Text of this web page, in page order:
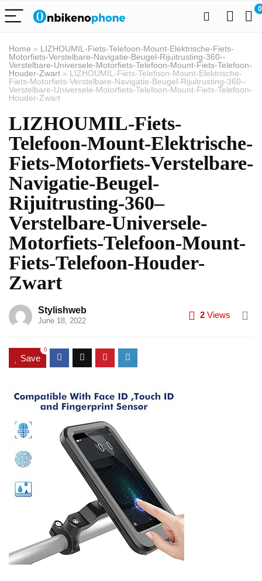
0
Home » LIZHOUMIL-Fiets-Telefoon-Mount-Elektrische-Fiets-
Motorfiets-Verstelbare-Navigatie-Beugel-Rijuitrusting-360--
Verstelbare-Universele-Motorfiets-Telefoon-Mount-Fiets-Telefoon-
Houder-Zwart » LIZHOUMIL-Fiets-Telefoon-Mount-Elektrische-
Fiets-Motorfiets-Verstelbare-Navigatie-Beugel-Rijuitrusting-360–
Verstelbare-Universele-Motorfiets-Telefoon-Mount-Fiets-Telefoon-
Houder-Zwart
LIZHOUMIL-Fiets-
Telefoon-Mount-Elektrische-
Fiets-Motorfiets-Verstelbare-
Navigatie-Beugel-
Rijuitrusting-360–
Verstelbare-Universele-
Motorfiets-Telefoon-Mount-
Fiets-Telefoon-Houder-
Zwart
Stylishweb
June 18, 2022
2 Views
Save
0